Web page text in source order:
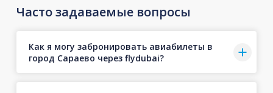
Часто задаваемые вопросы
Как я могу забронировать авиабилеты в
город Сараево через flydubai?